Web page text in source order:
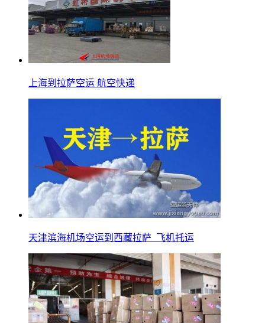
上海到拉萨空运 航空快递
天津滨海机场空运到西藏拉萨_飞机托运